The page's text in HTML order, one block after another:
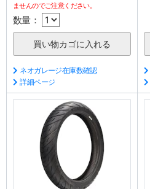
ませんのでご注意ください。
数量：
ネオガレージ在庫数確認
詳細ページ